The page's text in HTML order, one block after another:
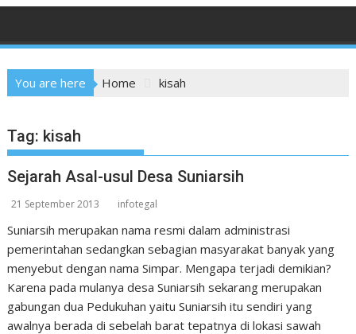
You are here Home kisah
Tag: kisah
Sejarah Asal-usul Desa Suniarsih
21 September 2013 infotegal
Suniarsih merupakan nama resmi dalam administrasi
pemerintahan sedangkan sebagian masyarakat banyak yang
menyebut dengan nama Simpar. Mengapa terjadi demikian?
Karena pada mulanya desa Suniarsih sekarang merupakan
gabungan dua Pedukuhan yaitu Suniarsih itu sendiri yang
awalnya berada di sebelah barat tepatnya di lokasi sawah